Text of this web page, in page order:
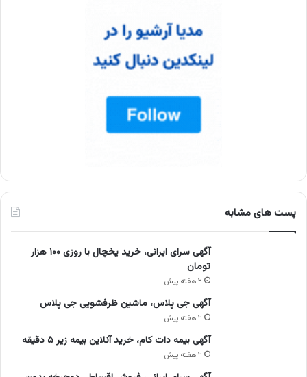
پست های مشابه
آگهی سرای ایرانی، خرید یخچال با روزی ۱۰۰ هزار
تومان
۲ هفته پیش
آگهی جی پلاس، ماشین ظرفشویی جی پلاس
۲ هفته پیش
آگهی بیمه دات کام، خرید آنلاین بیمه زیر ۵ دقیقه
۲ هفته پیش